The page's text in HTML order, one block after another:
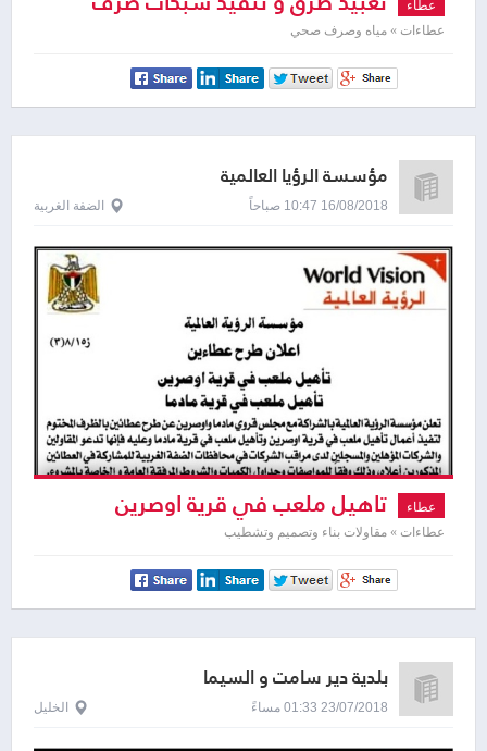
عطاء
صحي
عطاءات » مياه وصرف صحي
مؤسسة الرؤيا العالمية
16/08/2018 10:47 صباحاً الضفة الغربية
عطاء تاهيل ملعب في قرية اوصرين
عطاءات » مقاولات بناء وتصميم وتشطيب
بلدية دير سامت و السيما
23/07/2018 01:33 مساءً الخليل